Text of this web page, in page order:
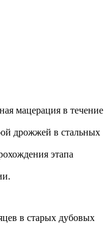
мацерация в течение
дрожжей в стальных
этапа
в старых дубовых